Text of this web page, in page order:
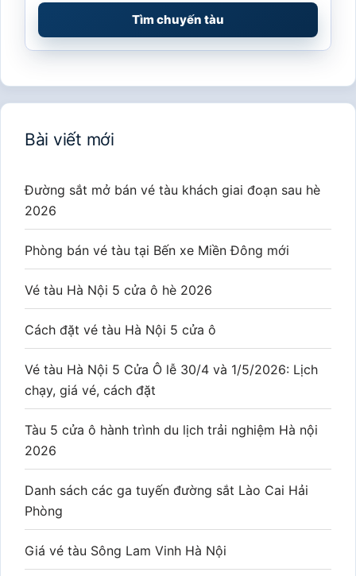
Tìm chuyến tàu
Bài viết mới
Đường sắt mở bán vé tàu khách giai đoạn sau hè
2026
Phòng bán vé tàu tại Bến xe Miền Đông mới
Vé tàu Hà Nội 5 cửa ô hè 2026
Cách đặt vé tàu Hà Nội 5 cửa ô
Vé tàu Hà Nội 5 Cửa Ô lễ 30/4 và 1/5/2026: Lịch
chạy, giá vé, cách đặt
Tàu 5 cửa ô hành trình du lịch trải nghiệm Hà nội
2026
Danh sách các ga tuyến đường sắt Lào Cai Hải
Phòng
Giá vé tàu Sông Lam Vinh Hà Nội